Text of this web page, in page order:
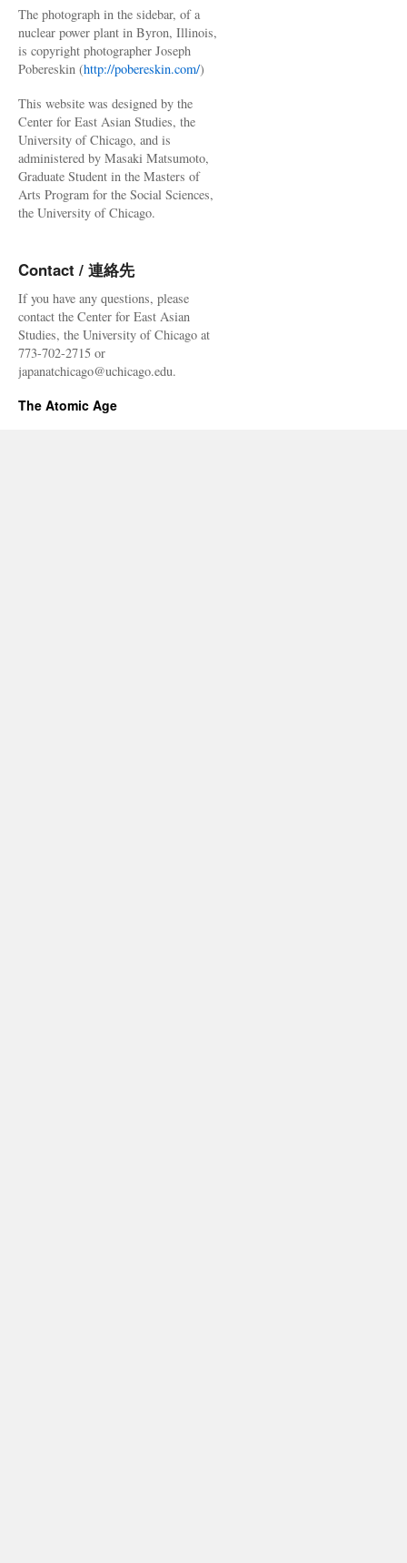
The photograph in the sidebar, of a
nuclear power plant in Byron, Illinois,
is copyright photographer Joseph
Pobereskin (http://pobereskin.com/)
This website was designed by the
Center for East Asian Studies, the
University of Chicago, and is
administered by Masaki Matsumoto,
Graduate Student in the Masters of
Arts Program for the Social Sciences,
the University of Chicago.
Contact / 連絡先
If you have any questions, please
contact the Center for East Asian
Studies, the University of Chicago at
773-702-2715 or
japanatchicago@uchicago.edu.
The Atomic Age